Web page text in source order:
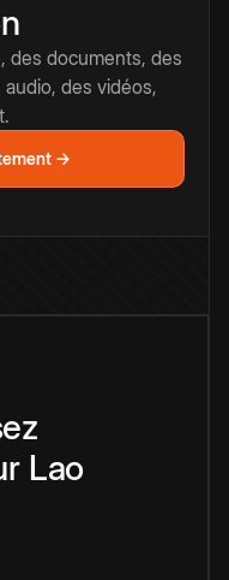
des documents, des
des vidéos,
→
Lao